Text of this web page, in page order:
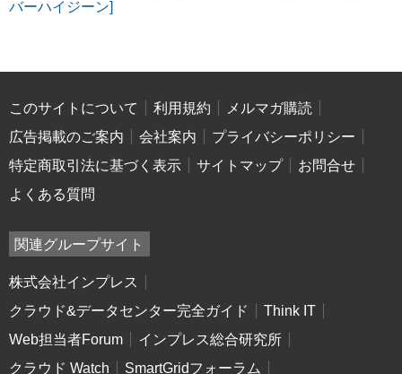
バーハイジーン]
このサイトについて 利用規約
メルマガ購読
広告掲載のご案内
会社案内
プライバシーポリシー
特定商取引法に基づく表示
サイトマップ
お問合せ
よくある質問
関連グループサイト
株式会社インプレス
クラウド&データセンター完全ガイド
Think IT
Web担当者Forum
インプレス総合研究所
クラウド Watch
SmartGridフォーラム